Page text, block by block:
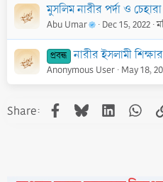
মুসলিম নারীর পর্দা ও
Abu Umar Dec 15, 2022
প্রবন্ধ নারীর ইসলামী
Anonymous User May 18,
Share: Facebook
BlueskyLinkedIn